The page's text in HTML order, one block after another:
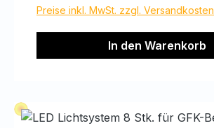
Preise inkl. MwSt. zzgl. Versandkosten
In den Warenkorb